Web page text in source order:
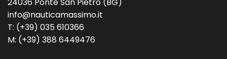
24036 Ponte San Pietro (BG)
info@nauticamassimo.it
T: (+39) 035 610366
M: (+39) 388 6449476